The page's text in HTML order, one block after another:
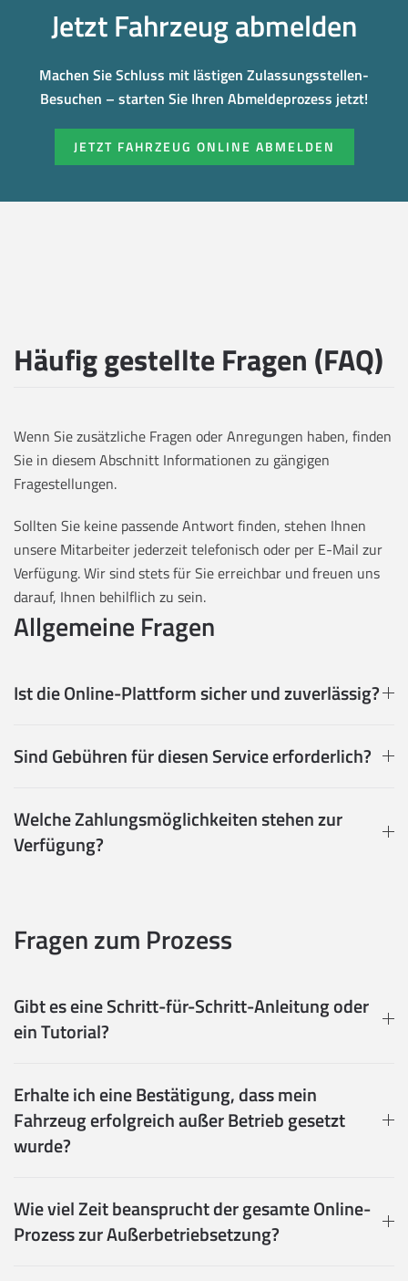
Jetzt Fahrzeug abmelden
Machen Sie Schluss mit lästigen Zulassungsstellen-
Besuchen – starten Sie Ihren Abmeldeprozess jetzt!
JETZT FAHRZEUG ONLINE ABMELDEN
Häufig gestellte Fragen (FAQ)
Wenn Sie zusätzliche Fragen oder Anregungen haben, finden
Sie in diesem Abschnitt Informationen zu gängigen
Fragestellungen.
Sollten Sie keine passende Antwort finden, stehen Ihnen
unsere Mitarbeiter jederzeit telefonisch oder per E-Mail zur
Verfügung. Wir sind stets für Sie erreichbar und freuen uns
darauf, Ihnen behilflich zu sein.
Allgemeine Fragen
Ist die Online-Plattform sicher und zuverlässig?
Sind Gebühren für diesen Service erforderlich?
Welche Zahlungsmöglichkeiten stehen zur
Verfügung?
Fragen zum Prozess
Gibt es eine Schritt-für-Schritt-Anleitung oder
ein Tutorial?
Erhalte ich eine Bestätigung, dass mein
Fahrzeug erfolgreich außer Betrieb gesetzt
wurde?
Wie viel Zeit beansprucht der gesamte Online-
Prozess zur Außerbetriebsetzung?